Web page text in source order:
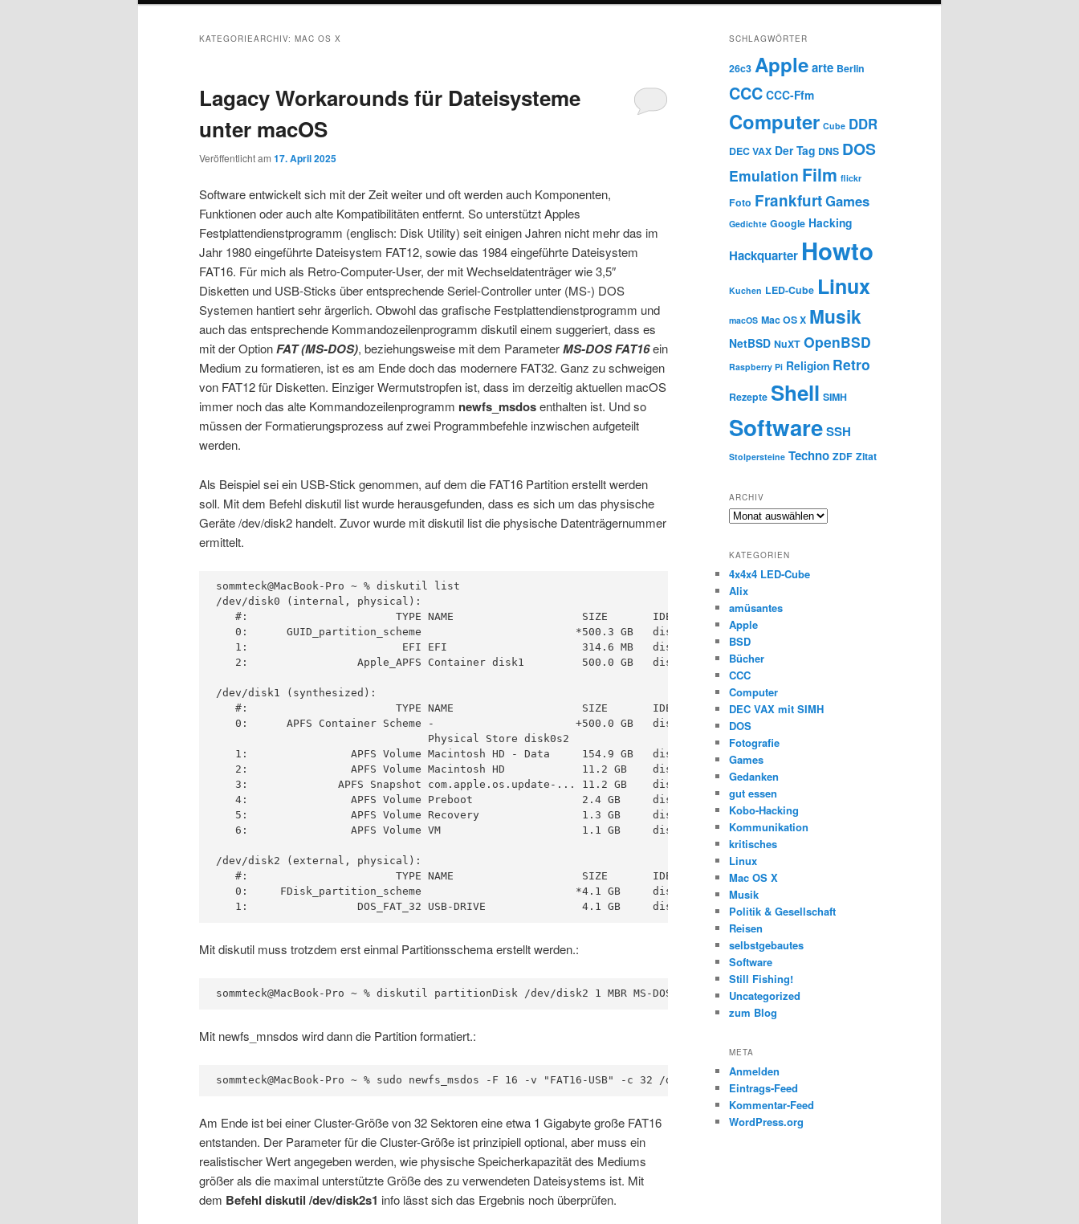
KATEGORIEARCHIV: MAC OS X
Lagacy Workarounds für Dateisysteme
unter macOS
Veröffentlicht am 17. April 2025
Software entwickelt sich mit der Zeit weiter und oft werden auch Komponenten,
Funktionen oder auch alte Kompatibilitäten entfernt. So unterstützt Apples
Festplattendienstprogramm (englisch: Disk Utility) seit einigen Jahren nicht mehr das im
Jahr 1980 eingeführte Dateisystem FAT12, sowie das 1984 eingeführte Dateisystem
FAT16. Für mich als Retro-Computer-User, der mit Wechseldatenträger wie 3,5″
Disketten und USB-Sticks über entsprechende Seriel-Controller unter (MS-) DOS
Systemen hantiert sehr ärgerlich. Obwohl das grafische Festplattendienstprogramm und
auch das entsprechende Kommandozeilenprogramm diskutil einem suggeriert, dass es
mit der OptionFAT (MS-DOS), beziehungsweise mit dem ParameterMS-DOS FAT16ein
Medium zu formatieren, ist es am Ende doch das modernere FAT32. Ganz zu schweigen
von FAT12 für Disketten. Einziger Wermutstropfen ist, dass im derzeitig aktuellen macOS
immer noch das alte Kommandozeilenprogramm newfs_msdosenthalten ist. Und so
müssen der Formatierungsprozess auf zwei Programmbefehle inzwischen aufgeteilt
werden.
Als Beispiel sei ein USB-Stick genommen, auf dem die FAT16 Partition erstellt werden
soll. Mit dem Befehl diskutil list wurde herausgefunden, dass es sich um das physische
Geräte /dev/disk2 handelt. Zuvor wurde mit diskutil list die physische Datenträgernummer
ermittelt.
sommteck@MacBook-Pro ~ % diskutil list
/dev/disk0 (internal, physical):
   #:                       TYPE NAME                    SIZE       IDENTIFIER
   0:      GUID_partition_scheme                        *500.3 GB   disk0
   1:                        EFI EFI                     314.6 MB   disk0s1
   2:                 Apple_APFS Container disk1         500.0 GB   disk0s2
/dev/disk1 (synthesized):
   #:                       TYPE NAME                    SIZE       IDENTIFIER
   0:      APFS Container Scheme -                      +500.0 GB   disk1
                                 Physical Store disk0s2
   1:                APFS Volume Macintosh HD - Data     154.9 GB   disk1s1
   2:                APFS Volume Macintosh HD            11.2 GB    disk1s2
   3:              APFS Snapshot com.apple.os.update-... 11.2 GB    disk1s2s1
   4:                APFS Volume Preboot                 2.4 GB     disk1s3
   5:                APFS Volume Recovery                1.3 GB     disk1s4
   6:                APFS Volume VM                      1.1 GB     disk1s5
/dev/disk2 (external, physical):
   #:                       TYPE NAME                    SIZE       IDENTIFIER
   0:     FDisk_partition_scheme                        *4.1 GB     disk2
   1:                 DOS_FAT_32 USB-DRIVE               4.1 GB     disk2s1
Mit diskutil muss trotzdem erst einmal Partitionsschema erstellt werden.:
sommteck@MacBook-Pro ~ % diskutil partitionDisk /dev/disk2 1 MBR MS-DOS FAT16-USB 1G
Mit newfs_mnsdos wird dann die Partition formatiert.:
sommteck@MacBook-Pro ~ % sudo newfs_msdos -F 16 -v "FAT16-USB" -c 32 /dev/disk2s1
Am Ende ist bei einer Cluster-Größe von 32 Sektoren eine etwa 1 Gigabyte große FAT16
entstanden. Der Parameter für die Cluster-Größe ist prinzipiell optional, aber muss ein
realistischer Wert angegeben werden, wie physische Speicherkapazität des Mediums
größer als die maximal unterstützte Größe des zu verwendeten Dateisystems ist. Mit
dem Befehl diskutil /dev/disk2s1 info lässt sich das Ergebnis noch überprüfen.
SCHLAGWÖRTER
26c3 Applearte Berlin
CCC CCC-Ffm
Computer Cube DDR
DEC VAX Der Tag DNS DOS
Emulation Film flickr
Foto FrankfurtGames
Gedichte Google Hacking
Hackquarter Howto
Kuchen LED-Cube Linux
macOS Mac OS X Musik
NetBSD NuXT OpenBSD
Raspberry Pi Religion Retro
Rezepte Shell SIMH
SoftwareSSH
Stolpersteine Techno ZDF Zitat
ARCHIV
Archiv
KATEGORIEN
4x4x4 LED-Cube
Alix
amüsantes
Apple
BSD
Bücher
CCC
Computer
DEC VAX mit SIMH
DOS
Fotografie
Games
Gedanken
gut essen
Kobo-Hacking
Kommunikation
kritisches
Linux
Mac OS X
Musik
Politik & Gesellschaft
Reisen
selbstgebautes
Software
Still Fishing!
Uncategorized
zum Blog
META
Anmelden
Eintrags-Feed
Kommentar-Feed
WordPress.org